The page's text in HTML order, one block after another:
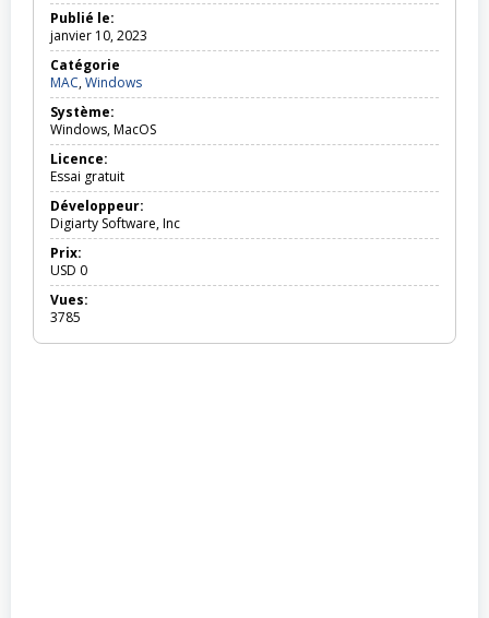
Publié le:
janvier 10, 2023
Catégorie
MAC,WindowsMAC,
Windows
Système:
Windows, MacOS
Licence:
Essai gratuit
Développeur:
Digiarty Software, Inc
Prix:
USD 0
Vues:
3785